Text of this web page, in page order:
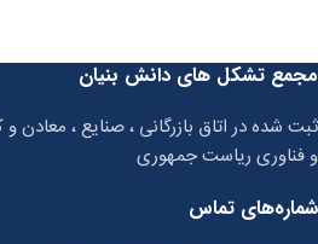
مجمع تشکل های دانش بنیان
ثبت شده در اتاق بازرگانی ، صنایع ، معادن
و فناوری ریاست جمهوری
شماره‌های تماس